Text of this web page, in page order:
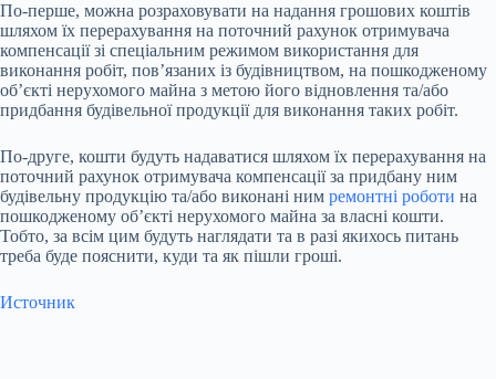
По-перше, можна розраховувати на надання грошових коштів
шляхом їх перерахування на поточний рахунок отримувача
компенсації зі спеціальним режимом використання для
виконання робіт, пов’язаних із будівництвом, на пошкодженому
об’єкті нерухомого майна з метою його відновлення та/або
придбання будівельної продукції для виконання таких робіт.
По-друге, кошти будуть надаватися шляхом їх перерахування на
поточний рахунок отримувача компенсації за придбану ним
будівельну продукцію та/або виконані ним ремонтні роботи на
пошкодженому об’єкті нерухомого майна за власні кошти.
Тобто, за всім цим будуть наглядати та в разі якихось питань
треба буде пояснити, куди та як пішли гроші.
Источник